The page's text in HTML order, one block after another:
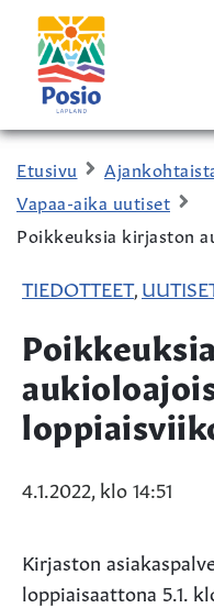
Siirry sisältöön
Kaupungin
logo
Etusivu
Vapaa-aika uutiset
Poikkeuksia kirjaston
TIEDOTTEET,
4.1.2022, klo 14:51
Kirjaston
loppiaisaattona 5.1.